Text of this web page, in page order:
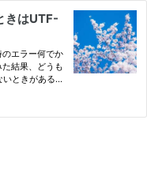
きはUTF-
エラー何でか
結果、どうも
ときがあるっ